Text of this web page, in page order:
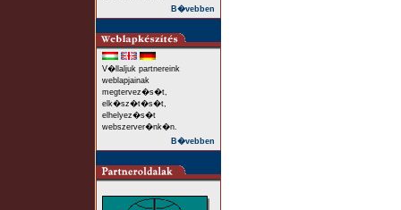
B�vebben
V�llaljuk partnereink
weblapjainak
megtervez�s�t,
elk�sz�t�s�t,
elhelyez�s�t
webszerver�nk�n.
B�vebben